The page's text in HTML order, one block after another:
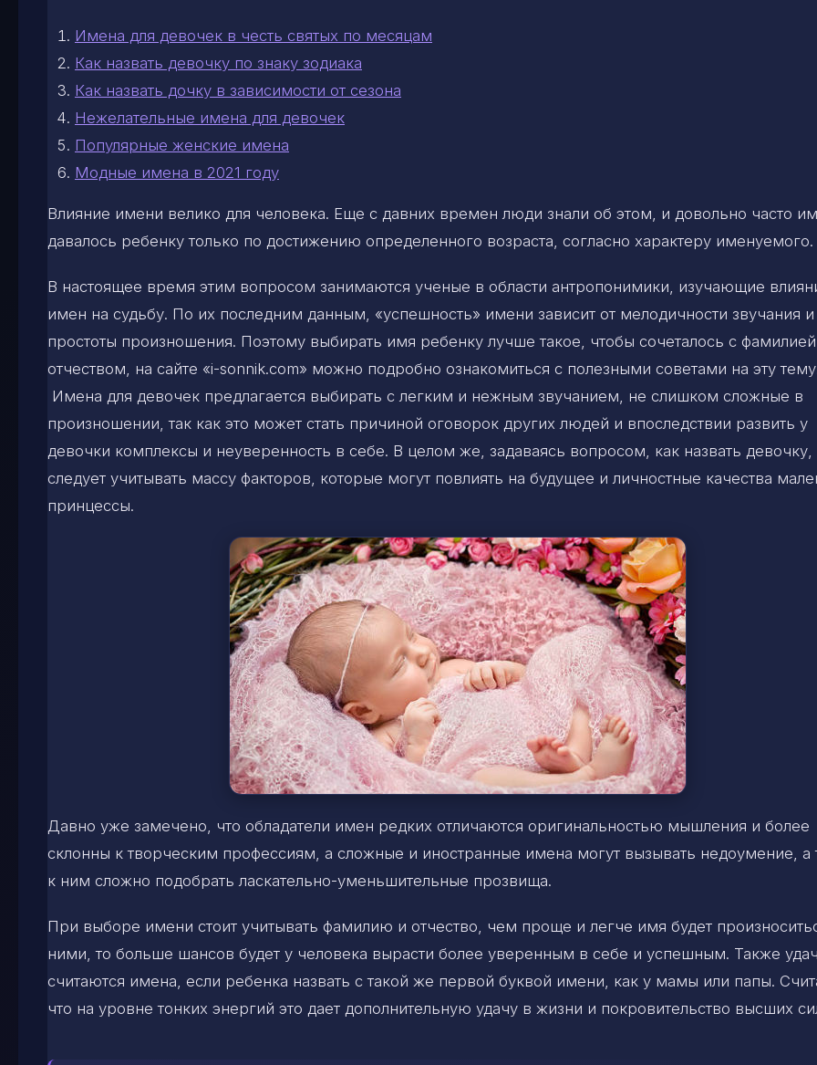
Имена для девочек в честь святых по месяцам
Как назвать девочку по знаку зодиака
Как назвать дочку в зависимости от сезона
Нежелательные имена для девочек
Популярные женские имена
Модные имена в 2021 году
Влияние имени велико для человека. Еще с давних времен люди знали об этом, и довольно часто
давалось ребенку только по достижению определенного возраста, согласно характеру именуемого.
В настоящее время этим вопросом занимаются ученые в области антропонимики, изучающие
имен на судьбу. По их последним данным, «успешность» имени зависит от мелодичности звучания и
простоты произношения. Поэтому выбирать имя ребенку лучше такое, чтобы сочеталось с
отчеством, на сайте «i-sonnik.com» можно подробно ознакомиться с полезными советами на эту
Имена для девочек предлагается выбирать с легким и нежным звучанием, не слишком сложные в
произношении, так как это может стать причиной оговорок других людей и впоследствии развить у
девочки комплексы и неуверенность в себе. В целом же, задаваясь вопросом, как назвать девочку,
следует учитывать массу факторов, которые могут повлиять на будущее и личностные качества
принцессы.
Давно уже замечено, что обладатели имен редких отличаются оригинальностью мышления и более
склонны к творческим профессиям, а сложные и иностранные имена могут вызывать недоумение, а
к ним сложно подобрать ласкательно-уменьшительные прозвища.
При выборе имени стоит учитывать фамилию и отчество, чем проще и легче имя будет
ними, то больше шансов будет у человека вырасти более уверенным в себе и успешным. Также
считаются имена, если ребенка назвать с такой же первой буквой имени, как у мамы или папы.
что на уровне тонких энергий это дает дополнительную удачу в жизни и покровительство высших